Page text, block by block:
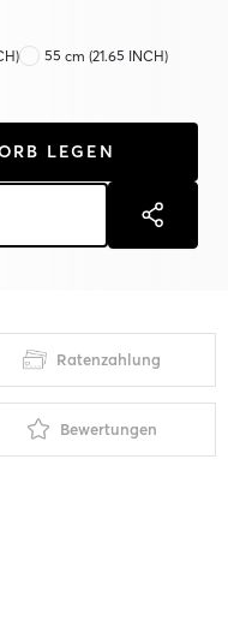
55 cm (21.65 INCH)
LEGEN
Ratenzahlung
Bewertungen